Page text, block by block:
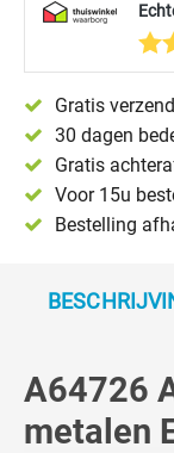
Gratis
30 dagen
Gratis
Voor 15u
Bestelling
A64726
metalen